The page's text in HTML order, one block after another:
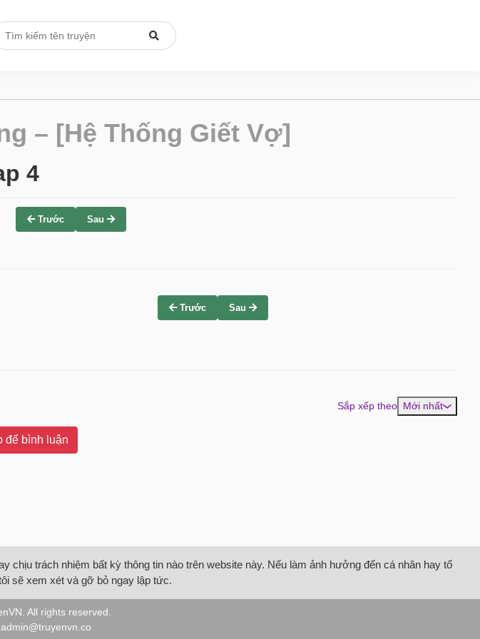
– [Hệ Thống Giết Vợ]
4
Trước Sau
Trước Sau
Sắp xếp theo Mới nhất
bình luận
trách nhiệm bất kỳ thông tin nào trên website này. Nếu làm ảnh hưởng đến cá nhân hay tổ
sẽ xem xét và gỡ bỏ ngay lập tức.
. All rights reserved.
admin@truyenvn.co